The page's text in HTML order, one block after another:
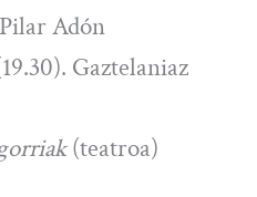
Adón
Gaztelaniaz
(teatroa)